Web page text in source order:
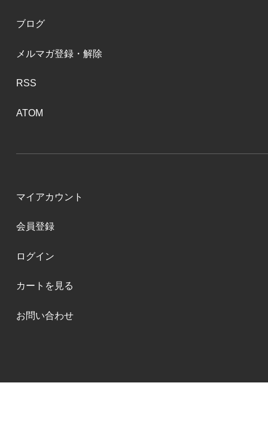
ブログ
メルマガ登録・解除
RSS
ATOM
マイアカウント
会員登録
ログイン
カートを見る
お問い合わせ